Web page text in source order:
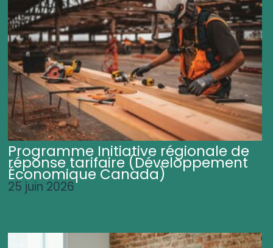
Programme Initiative régionale de
réponse tarifaire (Développement
Économique Canada)
25 juin 2026